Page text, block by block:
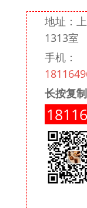
潘水鑫
戚丽云
邵永洪
沈锡芬
史琴亚
王黎黎
王利君
王杰
吴春华
地址：
1313室
手机：
长按复